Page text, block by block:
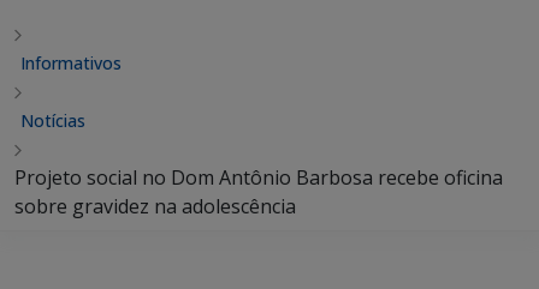
Informativos
Notícias
Projeto social no Dom Antônio Barbosa recebe oficina
sobre gravidez na adolescência